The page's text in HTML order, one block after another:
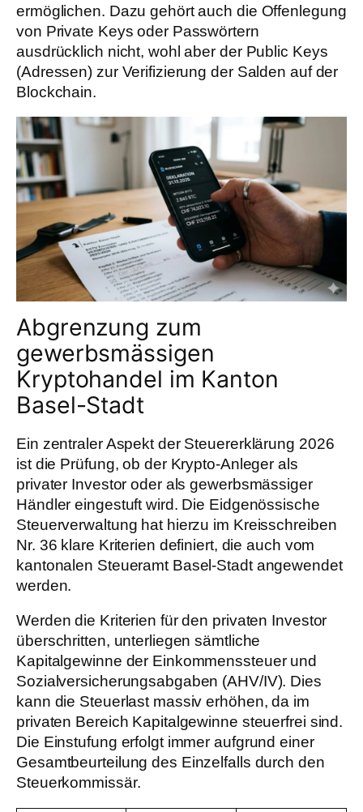
ermöglichen. Dazu gehört auch die Offenlegung
von Private Keys oder Passwörtern
ausdrücklich nicht, wohl aber der Public Keys
(Adressen) zur Verifizierung der Salden auf der
Blockchain.
Abgrenzung zum
gewerbsmässigen
Kryptohandel im Kanton
Basel-Stadt
Ein zentraler Aspekt der Steuererklärung 2026
ist die Prüfung, ob der Krypto-Anleger als
privater Investor oder als gewerbsmässiger
Händler eingestuft wird. Die Eidgenössische
Steuerverwaltung hat hierzu im Kreisschreiben
Nr. 36 klare Kriterien definiert, die auch vom
kantonalen Steueramt Basel-Stadt angewendet
werden.
Werden die Kriterien für den privaten Investor
überschritten, unterliegen sämtliche
Kapitalgewinne der Einkommenssteuer und
Sozialversicherungsabgaben (AHV/IV). Dies
kann die Steuerlast massiv erhöhen, da im
privaten Bereich Kapitalgewinne steuerfrei sind.
Die Einstufung erfolgt immer aufgrund einer
Gesamtbeurteilung des Einzelfalls durch den
Steuerkommissär.